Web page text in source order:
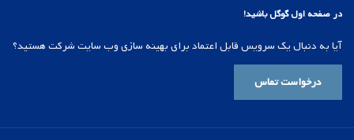
در صفحه اول گوگل باشید!
آیا به دنبال یک سرویس قابل اعتماد برای بهینه سازی وب سایت شرکت هستید؟
درخواست تماس